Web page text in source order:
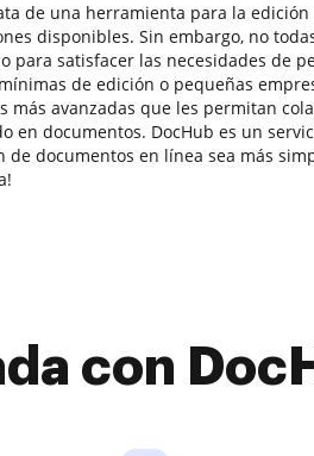
de una herramienta para la
disponibles. Sin embargo, no
para satisfacer las necesidades de
de edición o pequeñas
más avanzadas que les permitan
en documentos. DocHub es un
de documentos en línea sea más
con